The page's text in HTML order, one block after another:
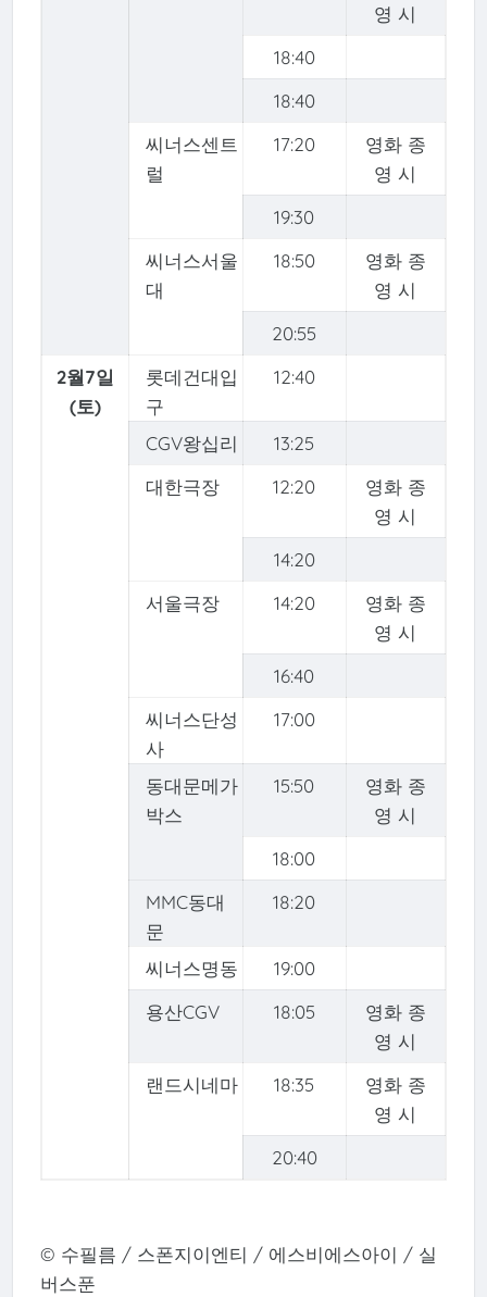
영 시
18:40
18:40
씨너스센트
럴
17:20
영화 종
영 시
19:30
씨너스서울
대
18:50
영화 종
영 시
20:55
2월7일
(토)
롯데건대입
구
12:40
CGV왕십리
13:25
대한극장
12:20
영화 종
영 시
14:20
서울극장
14:20
영화 종
영 시
16:40
씨너스단성
사
17:00
동대문메가
박스
15:50
영화 종
영 시
18:00
MMC동대
문
18:20
씨너스명동
19:00
용산CGV
18:05
영화 종
영 시
랜드시네마
18:35
영화 종
영 시
20:40
© 수필름 / 스폰지이엔티 / 에스비에스아이 / 실
버스푼